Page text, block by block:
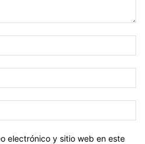
electrónico y sitio web en este